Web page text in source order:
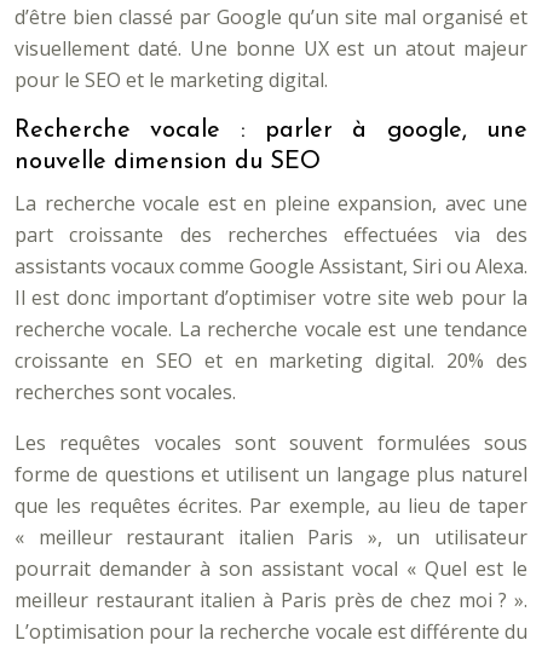
d’être bien classé par Google qu’un site mal organisé et
visuellement daté. Une bonne UX est un atout majeur
pour le SEO et le marketing digital.
Recherche vocale : parler à google, une
nouvelle dimension du SEO
La recherche vocale est en pleine expansion, avec une
part croissante des recherches effectuées via des
assistants vocaux comme Google Assistant, Siri ou Alexa.
Il est donc important d’optimiser votre site web pour la
recherche vocale. La recherche vocale est une tendance
croissante en SEO et en marketing digital. 20% des
recherches sont vocales.
Les requêtes vocales sont souvent formulées sous
forme de questions et utilisent un langage plus naturel
que les requêtes écrites. Par exemple, au lieu de taper
« meilleur restaurant italien Paris », un utilisateur
pourrait demander à son assistant vocal « Quel est le
meilleur restaurant italien à Paris près de chez moi ? ».
L’optimisation pour la recherche vocale est différente du